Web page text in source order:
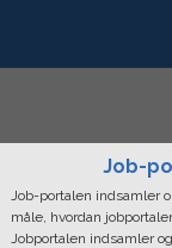
Job-
Job-portalen indsamler
måle, hvordan
Jobportalen indsamler